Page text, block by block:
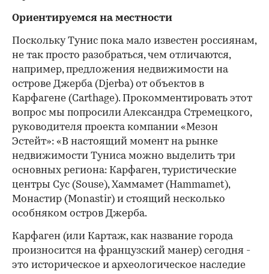
Ориентируемся на местности
Поскольку Тунис пока мало известен россиянам,
не так просто разобраться, чем отличаются,
например, предложения недвижимости на
острове Джерба (Djerba) от объектов в
Карфагене (Carthage). Прокомментировать этот
вопрос мы попросили Александра Стремецкого,
руководителя проекта компании «Мезон
Эстейт»: «В настоящий момент на рынке
недвижимости Туниса можно выделить три
основных региона: Карфаген, туристические
центры Сус (Souse), Хаммамет (Hammamet),
Монастир (Monastir) и стоящий несколько
особняком остров Джерба.
Карфаген (или Картаж, как название города
произносится на французский манер) сегодня -
это историческое и археологическое наследие